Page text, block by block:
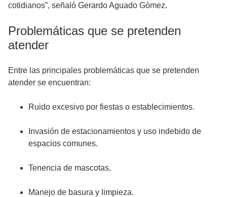
cotidianos”, señaló Gerardo Aguado Gómez.
Problemáticas que se pretenden
atender
Entre las principales problemáticas que se pretenden
atender se encuentran:
Ruido excesivo por fiestas o establecimientos.
Invasión de estacionamientos y uso indebido de
espacios comunes.
Tenencia de mascotas.
Manejo de basura y limpieza.